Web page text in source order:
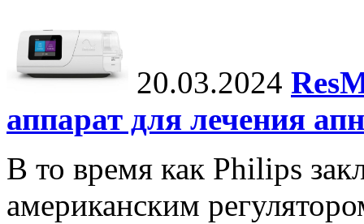
20.03.2024
аппарат для лечения
В то время как Philips
американским